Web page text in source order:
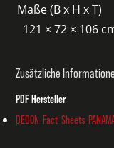
Maße (B x H x T)
121 × 72 × 106
Zusätzliche
PDF Hersteller